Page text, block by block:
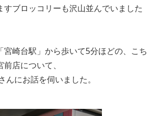
すブロッコリーも沢山並んでいました
宮崎台駅」から歩いて5分ほどの、こち
店について、
んにお話を伺いました。